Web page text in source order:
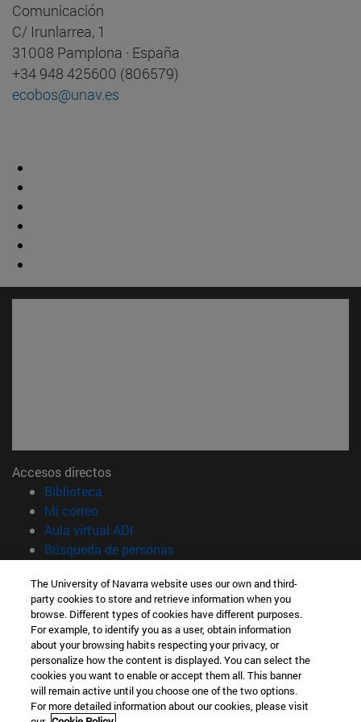
Comunicación
C/ Irunlarrea, 1
31008 Pamplona · España
+34 948 425600 (806579)
ecobos@unav.es
Accesos directos
Biblioteca
Mi correo(abre en nueva ventana)
Aula virtual ADI
Búsqueda de personas(abre en nueva ventana)
Información
TFNO +34 948 42 56 00
¿QUÉ GRADO TE INTERESA?
¿QUÉ MÁSTER TE INTERESA?
© Universidad de Navarra
Información legal
The University of Navarra website uses our own and third-
party cookies to store and retrieve information when you
browse. Different types of cookies have different purposes.
For example, to identify you as a user, obtain information
about your browsing habits respecting your privacy, or
personalize how the content is displayed. You can select the
cookies you want to enable or accept them all. This banner
will remain active until you choose one of the two options.
For more detailed information about our cookies, please visit